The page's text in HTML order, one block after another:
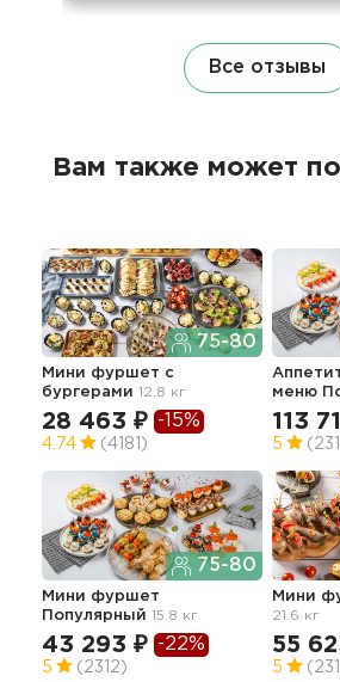
Все отзывы
Вам также может
75-80
Мини фуршет с
бургерами 12.8 кг
28 463 ₽ -15%
4.74 (4181)
меню
113
5
75-80
Мини фуршет
Популярный 15.8 кг
43 293 ₽ -22%
5 (2312)
Мини
21.6 кг
55
5